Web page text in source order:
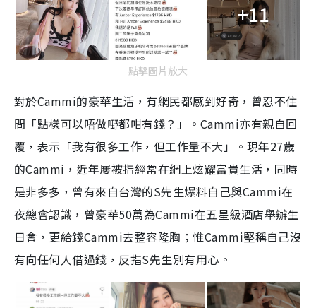
T
i
m
+11
點擊圖片放大
對於Cammi的豪華生活，有網民都感到好奇，曾忍不住
問「點樣可以唔做嘢都咁有錢？」。Cammi亦有親自回
覆，表示「我有很多工作，但工作量不大」。現年27歲
的Cammi，近年屢被指經常在網上炫耀富貴生活，同時
是非多多，曾有來自台灣的S先生爆料自己與Cammi在
夜總會認識，曾豪華50萬為Cammi在五星級酒店舉辦生
日會，更給錢Cammi去整容隆胸；惟Cammi堅稱自己沒
有向任何人借過錢，反指S先生別有用心。